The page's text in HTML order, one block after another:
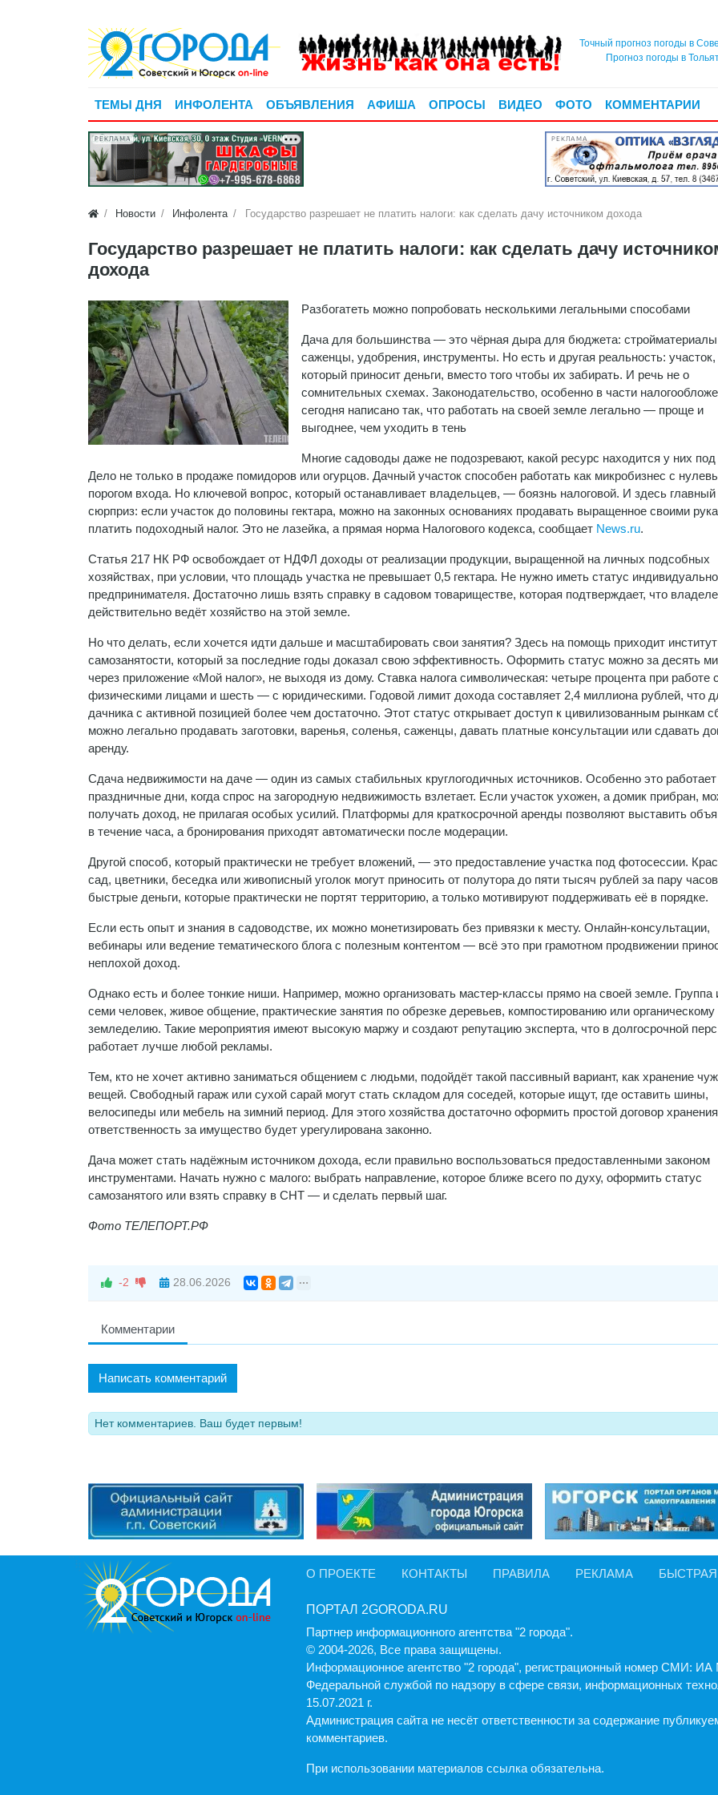
Точный прогноз погоды в
Прогноз погоды в
ТЕМЫ ДНЯ ИНФОЛЕНТА ОБЪЯВЛЕНИЯ АФИША ОПРОСЫ ВИДЕО ФОТО КОММЕНТАРИИ
РЕКЛАМА РЕКЛАМА
Новости Инфолента Государство разрешает не платить налоги: как сделать дачу источником дохода
Государство разрешает не платить налоги: как сделать дачу
дохода
Разбогатеть можно попробовать несколькими легальными способами
Дача для большинства — это чёрная дыра для бюджета:
саженцы, удобрения, инструменты. Но есть и другая реальность: участок,
который приносит деньги, вместо того чтобы их забирать. И речь не о
сомнительных схемах. Законодательство, особенно в части
сегодня написано так, что работать на своей земле легально — проще и
выгоднее, чем уходить в тень
Многие садоводы даже не подозревают, какой ресурс находится у них под
Дело не только в продаже помидоров или огурцов. Дачный участок способен работать как микробизнес с
порогом входа. Но ключевой вопрос, который останавливает владельцев, — боязнь налоговой. И здесь главный
сюрприз: если участок до половины гектара, можно на законных основаниях продавать выращенное своими
платить подоходный налог. Это не лазейка, а прямая норма Налогового кодекса, сообщает News.ru.
Статья 217 НК РФ освобождает от НДФЛ доходы от реализации продукции, выращенной на личных подсобных
хозяйствах, при условии, что площадь участка не превышает 0,5 гектара. Не нужно иметь статус
предпринимателя. Достаточно лишь взять справку в садовом товариществе, которая подтверждает, что
действительно ведёт хозяйство на этой земле.
Но что делать, если хочется идти дальше и масштабировать свои занятия? Здесь на помощь приходит институт
самозанятости, который за последние годы доказал свою эффективность. Оформить статус можно за десять
через приложение «Мой налог», не выходя из дому. Ставка налога символическая: четыре процента при работе
физическими лицами и шесть — с юридическими. Годовой лимит дохода составляет 2,4 миллиона рублей, что
дачника с активной позицией более чем достаточно. Этот статус открывает доступ к цивилизованным рынкам
можно легально продавать заготовки, варенья, соленья, саженцы, давать платные консультации или сдавать
аренду.
Сдача недвижимости на даче — один из самых стабильных круглогодичных источников. Особенно это
праздничные дни, когда спрос на загородную недвижимость взлетает. Если участок ухожен, а домик прибран,
получать доход, не прилагая особых усилий. Платформы для краткосрочной аренды позволяют выставить
в течение часа, а бронирования приходят автоматически после модерации.
Другой способ, который практически не требует вложений, — это предоставление участка под фотосессии.
сад, цветники, беседка или живописный уголок могут приносить от полутора до пяти тысяч рублей за пару
быстрые деньги, которые практически не портят территорию, а только мотивируют поддерживать её в порядке.
Если есть опыт и знания в садоводстве, их можно монетизировать без привязки к месту. Онлайн-консультации,
вебинары или ведение тематического блога с полезным контентом — всё это при грамотном продвижении
неплохой доход.
Однако есть и более тонкие ниши. Например, можно организовать мастер-классы прямо на своей земле. Группа
семи человек, живое общение, практические занятия по обрезке деревьев, компостированию или органическому
земледелию. Такие мероприятия имеют высокую маржу и создают репутацию эксперта, что в долгосрочной
работает лучше любой рекламы.
Тем, кто не хочет активно заниматься общением с людьми, подойдёт такой пассивный вариант, как хранение
вещей. Свободный гараж или сухой сарай могут стать складом для соседей, которые ищут, где оставить шины,
велосипеды или мебель на зимний период. Для этого хозяйства достаточно оформить простой договор
ответственность за имущество будет урегулирована законно.
Дача может стать надёжным источником дохода, если правильно воспользоваться предоставленными законом
инструментами. Начать нужно с малого: выбрать направление, которое ближе всего по духу, оформить статус
самозанятого или взять справку в СНТ — и сделать первый шаг.
Фото ТЕЛЕПОРТ.РФ
-2 28.06.2026
Комментарии
Написать комментарий
Нет комментариев. Ваш будет первым!
О ПРОЕКТЕ КОНТАКТЫ ПРАВИЛА РЕКЛАМА
ПОРТАЛ 2GORODA.RU
Партнер информационного агентства "2 города".
© 2004-2026, Все права защищены.
Информационное агентство "2 города", регистрационный номер СМИ:
Федеральной службой по надзору в сфере связи, информационных
15.07.2021 г.
Администрация cайта не несёт ответственности за содержание
комментариев.
При использовании материалов ссылка обязательна.